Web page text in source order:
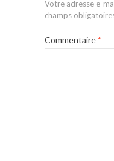
Votre adresse e-
champs
Commentaire*